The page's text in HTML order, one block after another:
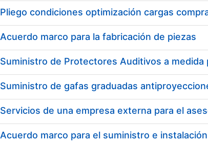
Show/Hide
Pliego condiciones optimización cargas
Acuerdo marco para la fabricación de piezas
Acuerdo marco para el suministro e